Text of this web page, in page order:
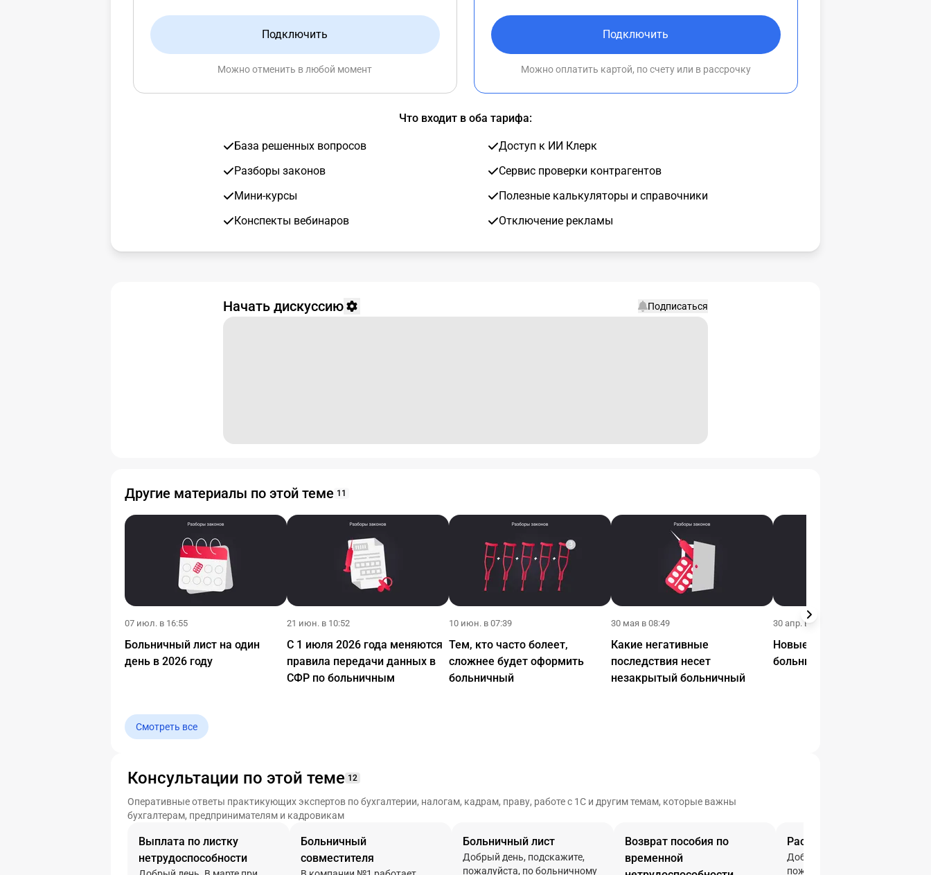
Подключить
Можно отменить в любой момент
Подключить
Можно оплатить картой, по счету или в рассрочку
Что входит в оба тарифа:
База решенных вопросов
Разборы законов
Мини-курсы
Конспекты вебинаров
Доступ к ИИ Клерк
Сервис проверки контрагентов
Полезные калькуляторы и справочники
Отключение рекламы
Начать дискуссию Подписаться
Другие материалы по этой теме 11
07 июл. в 16:55
Больничный лист на один
день в 2026 году
21 июн. в 10:52
С 1 июля 2026 года меняются
правила передачи данных в
СФР по больничным
10 июн. в 07:39
Тем, кто часто болеет,
сложнее будет оформить
больничный
30 мая в 08:49
Какие негативные
последствия несет
незакрытый больничный
30 апр. в 07:32
Новые правила оформления
больничных в 2026 году
Смотреть все
Консультации по этой теме 12
Оперативные ответы практикующих экспертов по бухгалтерии, налогам, кадрам, праву, работе с 1С и другим темам, которые важны
бухгалтерам, предпринимателям и кадровикам
Выплата по листку
нетрудоспособности
Больничный
совместителя
Больничный лист
Добрый день, подскажите,
пожалуйста, по больничному
Возврат пособия по
временной
Расчет больничного листа
Добрый день, подскажите
пожалуйста при заполнении